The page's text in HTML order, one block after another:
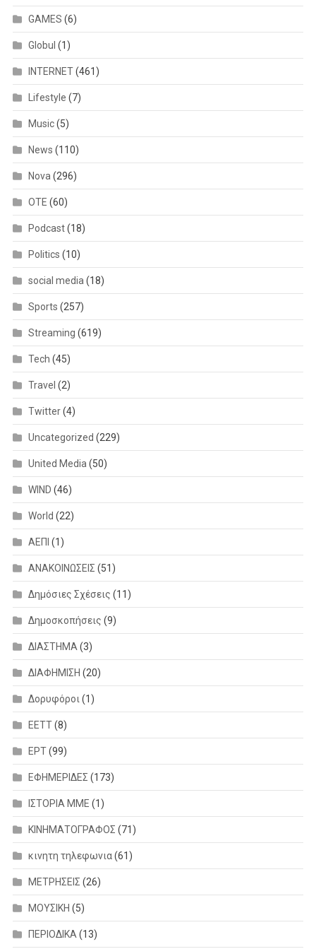
GAMES (6)
Globul (1)
INTERNET(461)
Lifestyle (7)
Music(5)
News (110)
Nova(296)
OTE (60)
Podcast(18)
Politics (10)
social media(18)
Sports (257)
Streaming (619)
Tech (45)
Travel (2)
Twitter(4)
Uncategorized (229)
United Media(50)
WIND (46)
World (22)
ΑΕΠΙ (1)
ΑΝΑΚΟΙΝΩΣΕΙΣ (51)
Δημόσιες Σχέσεις (11)
Δημοσκοπήσεις (9)
ΔΙΑΣΤΗΜΑ(3)
ΔΙΑΦΗΜΙΣΗ (20)
Δορυφόροι(1)
ΕΕΤΤ(8)
ΕΡΤ(99)
ΕΦΗΜΕΡΙΔΕΣ (173)
ΙΣΤΟΡΙΑ ΜΜΕ (1)
ΚΙΝΗΜΑΤΟΓΡΑΦΟΣ (71)
κινητη τηλεφωνια(61)
ΜΕΤΡΗΣΕΙΣ (26)
ΜΟΥΣΙΚΗ (5)
ΠΕΡΙΟΔΙΚΑ(13)